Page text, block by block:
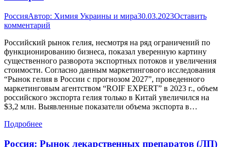
РоссияАвтор: Химия Украины и мира30.03.2023Оставить
комментарий
Российский рынок гелия, несмотря на ряд ограничений по
функционированию бизнеса, показал уверенную картину
существенного разворота экспортных потоков и увеличения
стоимости. Согласно данным маркетингового исследования
“Рынок гелия в России с прогнозом 2027”, проведенного
маркетинговым агентством “ROIF EXPERT” в 2023 г., объем
российского экспорта гелия только в Китай увеличился на
$3,2 млн. Выявленные показатели объема экспорта в…
Подробнее
Россия: Рынок лекарственных препаратов (ЛП)